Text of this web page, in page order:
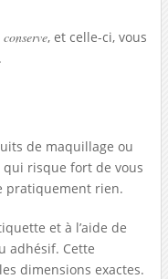
, et celle-ci, vous
de maquillage ou
risque fort de vous
pratiquement rien.
et à l’aide de
adhésif. Cette
dimensions exactes.